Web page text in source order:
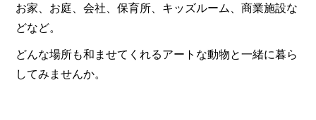
お家、お庭、会社、保育所、キッズルーム、商業施設な
どなど。
どんな場所も和ませてくれるアートな動物と一緒に暮ら
してみませんか。